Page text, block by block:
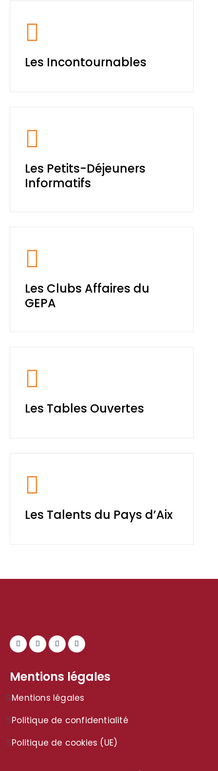
Les Incontournables
Les Petits-Déjeuners
Informatifs
Les Clubs Affaires du
GEPA
Les Tables Ouvertes
Les Talents du Pays d’Aix
Mentions légales
Mentions légales
Politique de confidentialité
Politique de cookies (UE)